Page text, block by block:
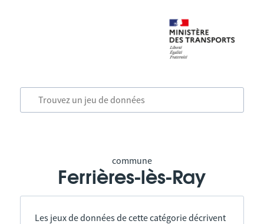
commune
Ferrières-lès-Ray
Les jeux de données de cette catégorie décrivent